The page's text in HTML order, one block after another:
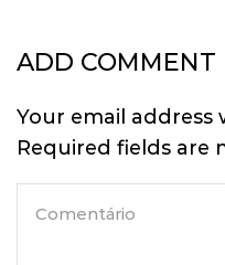
ADD COMMENT
Your email
Required fields are